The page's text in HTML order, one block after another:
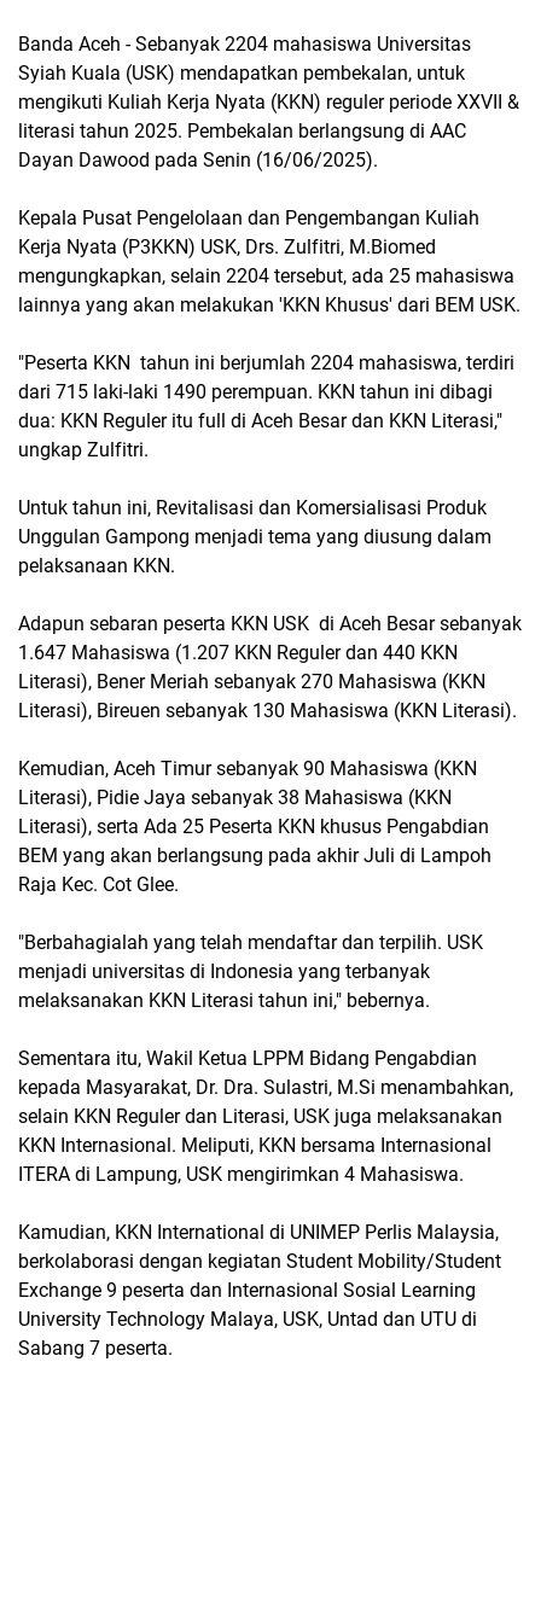
Banda Aceh - Sebanyak 2204 mahasiswa Universitas
Syiah Kuala (USK) mendapatkan pembekalan, untuk
mengikuti Kuliah Kerja Nyata (KKN) reguler periode XXVII &
literasi tahun 2025. Pembekalan berlangsung di AAC
Dayan Dawood pada Senin (16/06/2025).
Kepala Pusat Pengelolaan dan Pengembangan Kuliah
Kerja Nyata (P3KKN) USK, Drs. Zulfitri, M.Biomed
mengungkapkan, selain 2204 tersebut, ada 25 mahasiswa
lainnya yang akan melakukan 'KKN Khusus' dari BEM USK.
"Peserta KKN tahun ini berjumlah 2204 mahasiswa, terdiri
dari 715 laki-laki 1490 perempuan. KKN tahun ini dibagi
dua: KKN Reguler itu full di Aceh Besar dan KKN Literasi,"
ungkap Zulfitri.
Untuk tahun ini, Revitalisasi dan Komersialisasi Produk
Unggulan Gampong menjadi tema yang diusung dalam
pelaksanaan KKN.
Adapun sebaran peserta KKN USK di Aceh Besar sebanyak
1.647 Mahasiswa (1.207 KKN Reguler dan 440 KKN
Literasi), Bener Meriah sebanyak 270 Mahasiswa (KKN
Literasi), Bireuen sebanyak 130 Mahasiswa (KKN Literasi).
Kemudian, Aceh Timur sebanyak 90 Mahasiswa (KKN
Literasi), Pidie Jaya sebanyak 38 Mahasiswa (KKN
Literasi), serta Ada 25 Peserta KKN khusus Pengabdian
BEM yang akan berlangsung pada akhir Juli di Lampoh
Raja Kec. Cot Glee.
"Berbahagialah yang telah mendaftar dan terpilih. USK
menjadi universitas di Indonesia yang terbanyak
melaksanakan KKN Literasi tahun ini," bebernya.
Sementara itu, Wakil Ketua LPPM Bidang Pengabdian
kepada Masyarakat, Dr. Dra. Sulastri, M.Si menambahkan,
selain KKN Reguler dan Literasi, USK juga melaksanakan
KKN Internasional. Meliputi, KKN bersama Internasional
ITERA di Lampung, USK mengirimkan 4 Mahasiswa.
Kamudian, KKN International di UNIMEP Perlis Malaysia,
berkolaborasi dengan kegiatan Student Mobility/Student
Exchange 9 peserta dan Internasional Sosial Learning
University Technology Malaya, USK, Untad dan UTU di
Sabang 7 peserta.